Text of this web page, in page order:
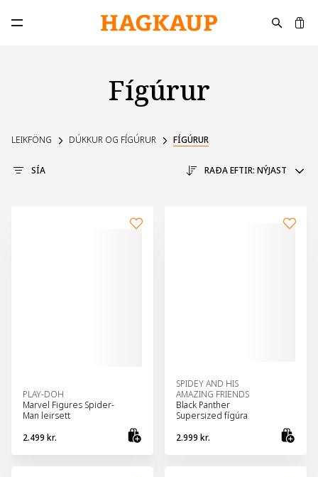
Opna aðalvalmynd
Fígúrur
LEIKFÖNG DÚKKUR OG FÍGÚRUR FÍGÚRUR
SÍA RAÐA EFTIR: NÝJAST
PLAY-DOH
Marvel Figures Spider-
Man leirsett
2.499 kr.
Bæta við körfu
SPIDEY AND HIS
AMAZING FRIENDS
Black Panther
Supersized fígúra
2.999 kr.